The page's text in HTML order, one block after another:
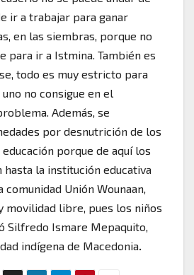
ir a trabajar para ganar
en las siembras, porque no
para ir a Istmina. También es
todo es muy estricto para
no consigue en el
Además, se
por desnutrición de los
porque de aquí los
hasta la institución educativa
comunidad Unión Wounaan,
movilidad libre, pues los niños
Silfredo Ismare Mepaquito,
indígena de Macedonia.